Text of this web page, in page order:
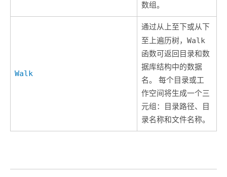
数组。
Walk
通过从上至下或从下
至上遍历树，Walk
函数可返回目录和数
据库结构中的数据
名。 每个目录或工
作空间将生成一个三
元组：目录路径、目
录名称和文件名称。